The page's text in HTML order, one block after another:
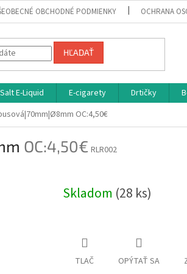
OBCHODNÉ PODMIENKY OCHRANA
HĽADAŤ
E-Liquid E-cigarety Drtičky
OC:4,50€
OC:4,50€ RLR002
Skladom (28 ks)
TLAČ OPÝTAŤ SA